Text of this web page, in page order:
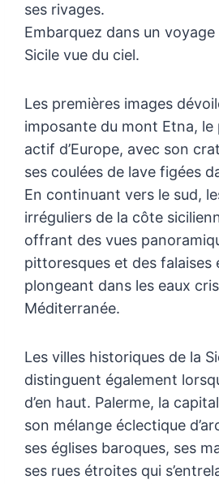
ses rivages.
Embarquez dans un
Sicile vue du ciel.
Les premières images
imposante du mont Etna, le
actif d’Europe, avec son
ses coulées de lave figées
En continuant vers le sud,
irréguliers de la côte
offrant des vues
pittoresques et des falaises
plongeant dans les eaux
Méditerranée.
Les villes historiques de la
distinguent également
d’en haut. Palerme, la
son mélange éclectique
ses églises baroques, ses
ses rues étroites qui